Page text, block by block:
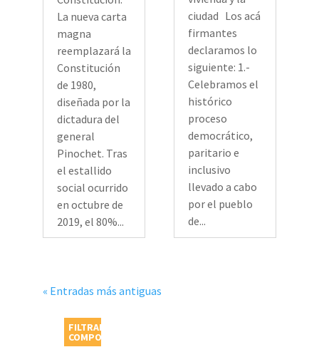
La nueva carta
magna
reemplazará la
Constitución
de 1980,
diseñada por la
dictadura del
general
Pinochet. Tras
el estallido
social ocurrido
en octubre de
2019, el 80%...
ciudad Los acá
firmantes
declaramos lo
siguiente: 1.-
Celebramos el
histórico
proceso
democrático,
paritario e
inclusivo
llevado a cabo
por el pueblo
de...
« Entradas más antiguas
FILTRAR POR
COMPONENTE